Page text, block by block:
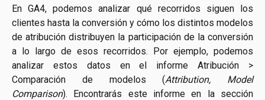
En GA4, podemos analizar qué recorridos siguen los
clientes hasta la conversión y cómo los distintos modelos
de atribución distribuyen la participación de la conversión
a lo largo de esos recorridos. Por ejemplo, podemos
analizar estos datos en el informe Atribución >
Comparación de modelos (Attribution, Model
Comparison). Encontrarás este informe en la sección